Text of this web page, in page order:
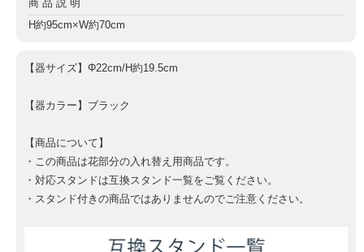
商品説明
H約95cm×W約70cm
【器サイズ】Φ22cm/H約19.5cm
【器カラー】ブラック
【商品について】
・この商品は花部分の入れ替え用商品です。
・対応スタンドは互換スタンド一覧をご覧ください。
・スタンド付きの商品ではありませんのでご注意ください。